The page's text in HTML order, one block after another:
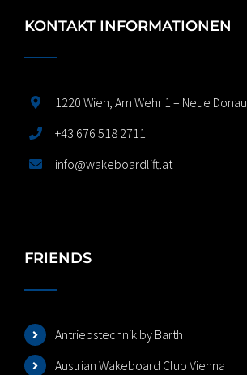
KONTAKT INFORMATIONEN
1220 Wien, Am Wehr 1 – Neue Donau
+43 676 518 2711
info@wakeboardlift.at
FRIENDS
Antriebstechnik by Barth
Austrian Wakeboard Club Vienna